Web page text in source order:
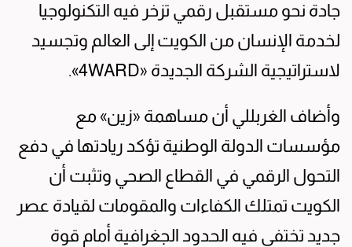
جادة نحو مستقبل رقمي تزخر فيه التكنولوجيا
لخدمة الإنسان من الكويت إلى العالم وتجسيد
لاستراتيجية الشركة الجديدة «4WARD».
وأضاف الغربللي أن مساهمة «زين» مع
مؤسسات الدولة الوطنية تؤكد ريادتها في دفع
التحول الرقمي في القطاع الصحي وتثبت أن
الكويت تمتلك الكفاءات والمقومات لقيادة عصر
جديد تختفي فيه الحدود الجغرافية أمام قوة